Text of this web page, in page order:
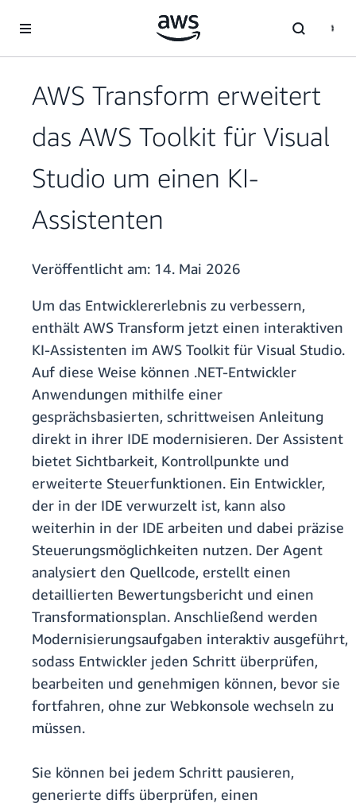
Überspringen zum Hauptinhalt
AWS Transform erweitert
das AWS Toolkit für Visual
Studio um einen KI-
Assistenten
Veröffentlicht am: 14. Mai 2026
Um das Entwicklererlebnis zu verbessern,
enthält AWS Transform jetzt einen interaktiven
KI-Assistenten im AWS Toolkit für Visual Studio.
Auf diese Weise können .NET-Entwickler
Anwendungen mithilfe einer
gesprächsbasierten, schrittweisen Anleitung
direkt in ihrer IDE modernisieren. Der Assistent
bietet Sichtbarkeit, Kontrollpunkte und
erweiterte Steuerfunktionen. Ein Entwickler,
der in der IDE verwurzelt ist, kann also
weiterhin in der IDE arbeiten und dabei präzise
Steuerungsmöglichkeiten nutzen. Der Agent
analysiert den Quellcode, erstellt einen
detaillierten Bewertungsbericht und einen
Transformationsplan. Anschließend werden
Modernisierungsaufgaben interaktiv ausgeführt,
sodass Entwickler jeden Schritt überprüfen,
bearbeiten und genehmigen können, bevor sie
fortfahren, ohne zur Webkonsole wechseln zu
müssen.
Sie können bei jedem Schritt pausieren,
generierte diffs überprüfen, einen